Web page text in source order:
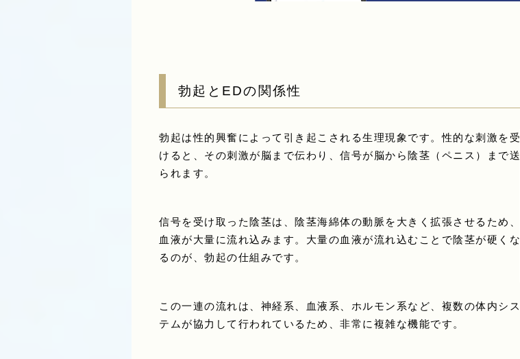
勃起とEDの関係性
勃起は性的興奮によって引き起こされる生理現象です。性的な刺激を受
けると、その刺激が脳まで伝わり、信号が脳から陰茎（ペニス）まで送
られます。
信号を受け取った陰茎は、陰茎海綿体の動脈を大きく拡張させるため、
血液が大量に流れ込みます。大量の血液が流れ込むことで陰茎が硬くな
るのが、勃起の仕組みです。
この一連の流れは、神経系、血液系、ホルモン系など、複数の体内シス
テムが協力して行われているため、非常に複雑な機能です。